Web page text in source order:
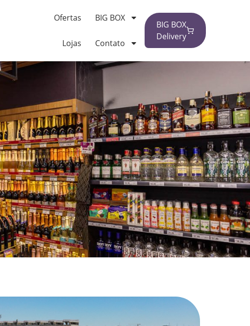
Ofertas BIG BOX
Lojas Contato
BIG BOX
Delivery